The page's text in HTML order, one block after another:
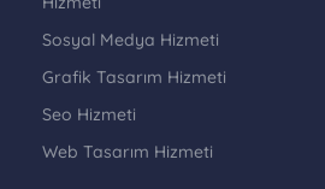
Sosyal Medya Hizmeti
Grafik Tasarım Hizmeti
Seo Hizmeti
Web Tasarım Hizmeti